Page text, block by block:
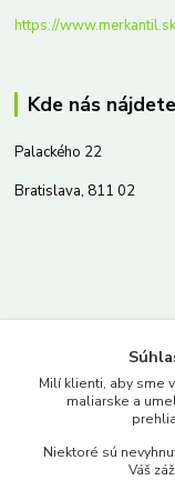
https://
Kde nás nájdete
Palackého 22
Bratislava, 811 02
www.merkantil.sk
Pondelok-Piatok: 9.00-
Milí klienti, aby sme
maliarske a
Niektoré sú
Váš